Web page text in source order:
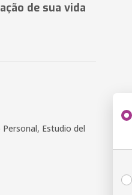
de sua vida
Estudio del